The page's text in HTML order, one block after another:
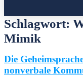
Schlagwort:
Mimik
Die
nonverbale